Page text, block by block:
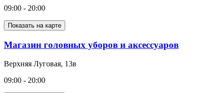
09:00 - 20:00
Показать на карте
Магазин головных уборов и аксессуаров
Верхняя Луговая, 13в
09:00 - 20:00